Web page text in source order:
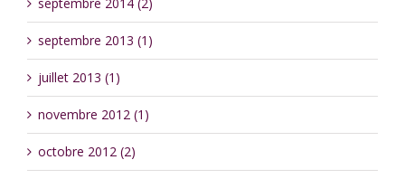
septembre 2013 (1)
juillet 2013 (1)
novembre 2012 (1)
octobre 2012 (2)